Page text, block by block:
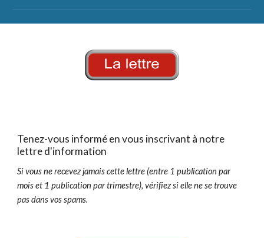
Tenez-vous informé en vous inscrivant à notre
lettre d'information
Si vous ne recevez jamais cette lettre (entre 1 publication par
mois et 1 publication par trimestre), vérifiez si elle ne se trouve
pas dans vos spams.